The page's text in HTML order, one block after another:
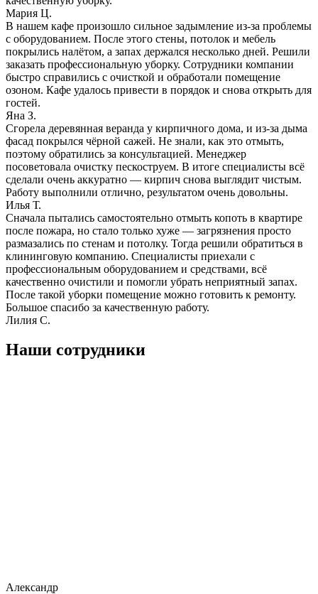
Мария Ц.
В нашем кафе произошло сильное задымление из-за проблемы
с оборудованием. После этого стены, потолок и мебель
покрылись налётом, а запах держался несколько дней. Решили
заказать профессиональную уборку. Сотрудники компании
быстро справились с очисткой и обработали помещение
озоном. Кафе удалось привести в порядок и снова открыть для
гостей.
Яна З.
Сгорела деревянная веранда у кирпичного дома, и из-за дыма
фасад покрылся чёрной сажей. Не знали, как это отмыть,
поэтому обратились за консультацией. Менеджер
посоветовала очистку пескоструем. В итоге специалисты всё
сделали очень аккуратно — кирпич снова выглядит чистым.
Работу выполнили отлично, результатом очень довольны.
Илья Т.
Сначала пытались самостоятельно отмыть копоть в квартире
после пожара, но стало только хуже — загрязнения просто
размазались по стенам и потолку. Тогда решили обратиться в
клининговую компанию. Специалисты приехали с
профессиональным оборудованием и средствами, всё
качественно очистили и помогли убрать неприятный запах.
После такой уборки помещение можно готовить к ремонту.
Большое спасибо за качественную работу.
Лилия С.
Наши сотрудники
Александр